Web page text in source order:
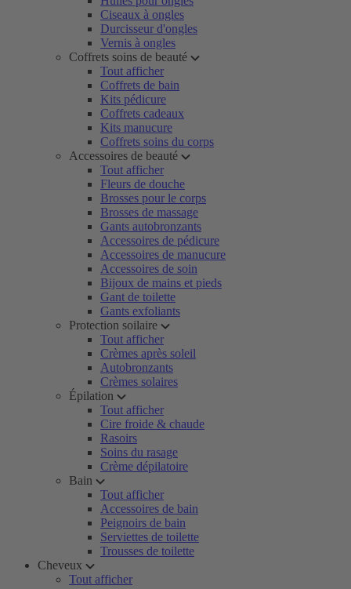
Ciseaux à ongles
Durcisseur d'ongles
Vernis à ongles
Coffrets soins de beauté
Tout afficher
Coffrets de bain
Kits pédicure
Coffrets cadeaux
Kits manucure
Coffrets soins du corps
Accessoires de beauté
Tout afficher
Fleurs de douche
Brosses pour le corps
Brosses de massage
Gants autobronzants
Accessoires de pédicure
Accessoires de manucure
Accessoires de soin
Bijoux de mains et pieds
Gant de toilette
Gants exfoliants
Protection soilaire
Tout afficher
Crèmes après soleil
Autobronzants
Crèmes solaires
Épilation
Tout afficher
Cire froide & chaude
Rasoirs
Soins du rasage
Crème dépilatoire
Bain
Tout afficher
Accessoires de bain
Peignoirs de bain
Serviettes de toilette
Trousses de toilette
Cheveux
Tout afficher